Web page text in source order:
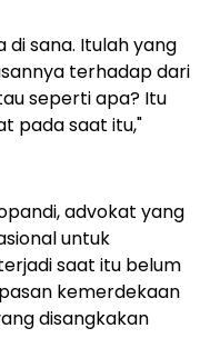
di sana. Itulah yang
terhadap dari
seperti apa? Itu
pada saat itu,"
advokat yang
untuk
saat itu belum
kemerdekaan
disangkakan